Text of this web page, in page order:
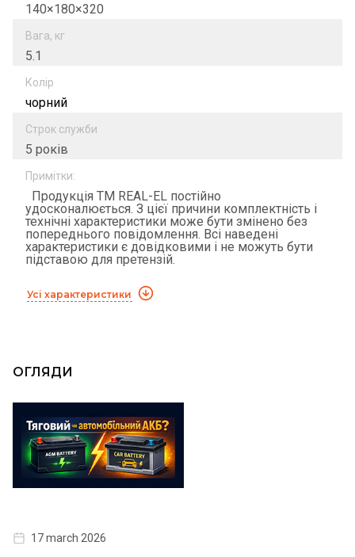
140×180×320
Вага, кг
5.1
Колір
чорний
Строк служби
5 років
Примітки:
Продукція ТМ REAL-EL постійно
удосконалюється. З цієї причини комплектність і
технічні характеристики може бути змінено без
попереднього повідомлення. Всі наведені
характеристики є довідковими і не можуть бути
підставою для претензій.
Усі характеристики
ОГЛЯДИ
17 march 2026